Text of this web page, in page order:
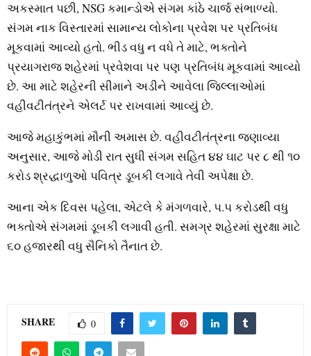
અકસ્‍માત પછી, NSG કમાન્‍ડોએ સંગમ કાંઠે ચાર્જ સંભાળ્‍યો.
સંગમ નાક વિસ્‍તારમાં સામાન્‍ય લોકોના પ્રવેશ પર પ્રતિબંધ
મૂકવામાં આવ્‍યો હતો. ભીડ વધુ ન વધે તે માટે, ભક્‍તોને
પ્રયાગરાજ શહેરમાં પ્રવેશવા પર પણ પ્રતિબંધ મૂકવામાં આવ્‍યો
છે. આ માટે શહેરની સીમાને અડીને આવેલા જિલ્લાઓમાં
વહીવટીતંત્રને એલર્ટ પર રાખવામાં આવ્‍યું છે.
આજે મહાકુંભમાં મૌની અમાસ છે. વહીવટીતંત્રના જણાવ્‍યા
અનુસાર, આજે મોડી રાત સુધી સંગમ સહિત ૪૪ ઘાટ પર ૮ થી ૧૦
કરોડ શ્રદ્ધાળુઓ પવિત્ર ડૂબકી લગાવે તેવી અપેક્ષા છે.
આના એક દિવસ પહેલા, એટલે કે મંગળવારે, ૫.૫ કરોડથી વધુ
ભક્‍તોએ સંગમમાં ડૂબકી લગાવી હતી. સમગ્ર શહેરમાં સુરક્ષા માટે
૬૦ હજારથી વધુ સૈનિકો તૈનાત છે.
SHARE 0